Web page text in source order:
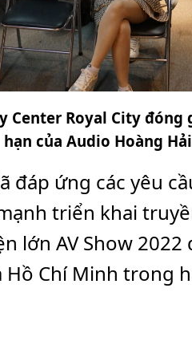
Center Royal City
hạn của Audio Hoàng Hải
đáp ứng các yêu
triển khai
AV Show 2022
Hồ Chí Minh trong